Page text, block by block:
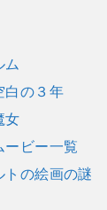
ム
の３年
女
ビー一覧
の絵画の謎